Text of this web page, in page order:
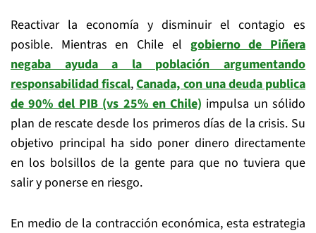
Reactivar la economía y disminuir el contagio es
posible. Mientras en Chile el gobierno de Piñera
negaba ayuda a la población argumentando
responsabilidad fiscal,Canada, con una deuda publica
de 90% del PIB (vs 25% en Chile)impulsa un sólido
plan de rescate desde los primeros días de la crisis. Su
objetivo principal ha sido poner dinero directamente
en los bolsillos de la gente para que no tuviera que
salir y ponerse en riesgo.
En medio de la contracción económica, esta estrategia